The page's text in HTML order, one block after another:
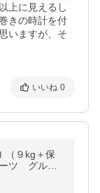
上に見えるし
きの時計を付
いますが、そ
いいね 0
９kg＋保
ツ グルメ